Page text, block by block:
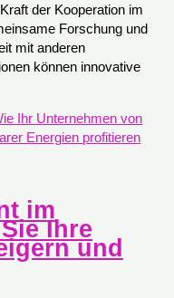
der Kooperation im
Forschung und
mit anderen
können innovative
Ihr Unternehmen von
Energien profitieren
im
Ihre
und